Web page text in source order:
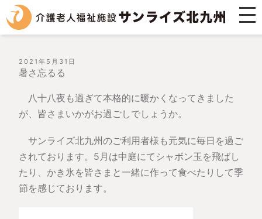
投
稿
日:
2021年5月31日
暑さ忘るる
八十八夜も過ぎて本格的に暖かくなってきました
が、皆さまいかがお過ごしでしょうか。
サンライズ北九州のご利用者様も元気に毎日を過ご
されております。5月は中庭にてシャボン玉を飛ばし
たり、かき氷を皆さまと一緒に作って食べたりして季
節を感じております。